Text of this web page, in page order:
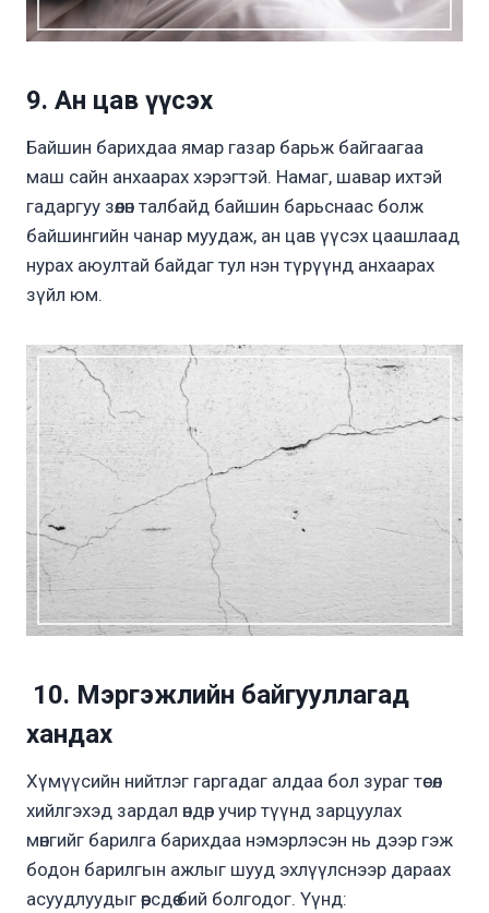
9. Ан цав үүсэх
Байшин барихдаа ямар газар барьж байгаагаа
маш сайн анхаарах хэрэгтэй. Намаг, шавар ихтэй
гадаргуу зөөлөн талбайд байшин барьснаас болж
байшингийн чанар муудаж, ан цав үүсэх цаашлаад
нурах аюултай байдаг тул нэн түрүүнд анхаарах
зүйл юм.
10. Мэргэжлийн байгууллагад
хандах
Хүмүүсийн нийтлэг гаргадаг алдаа бол зураг төсөл
хийлгэхэд зардал өндөр учир түүнд зарцуулах
мөнгийг барилга барихдаа нэмэрлэсэн нь дээр гэж
бодон барилгын ажлыг шууд эхлүүлснээр дараах
асуудлуудыг өөрсдөө бий болгодог. Үүнд: